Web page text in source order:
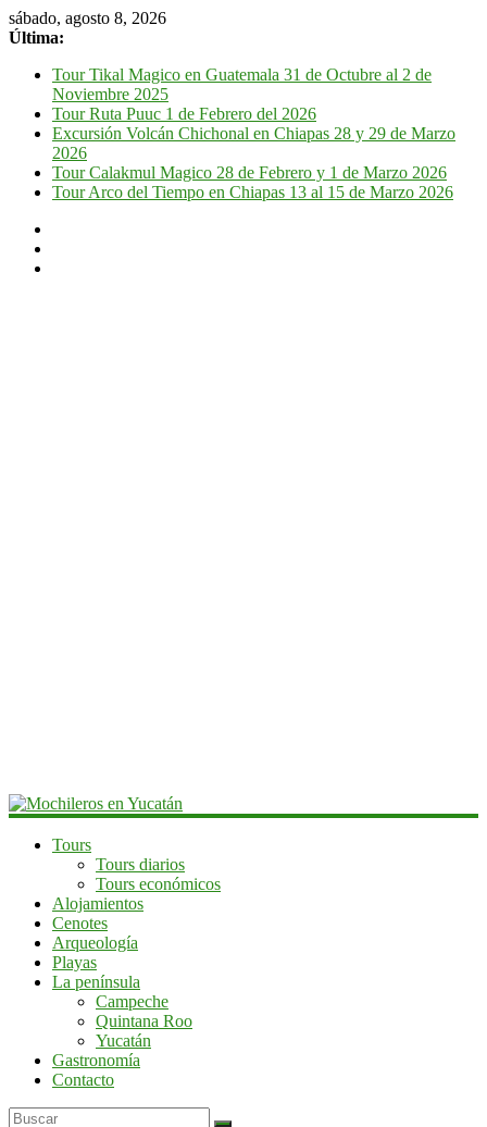
sábado, agosto 8, 2026
Última:
Tour Tikal Magico en Guatemala 31 de Octubre al 2 de
Noviembre 2025
Tour Ruta Puuc 1 de Febrero del 2026
Excursión Volcán Chichonal en Chiapas 28 y 29 de Marzo
2026
Tour Calakmul Magico 28 de Febrero y 1 de Marzo 2026
Tour Arco del Tiempo en Chiapas 13 al 15 de Marzo 2026
Mochileros
Yucatán
Yucatán
Tours
Tours diarios
Tours económicos
Alojamientos
Cenotes
Arqueología
Playas
La península
Campeche
Quintana Roo
Yucatán
Gastronomía
Contacto